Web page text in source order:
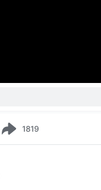
1819